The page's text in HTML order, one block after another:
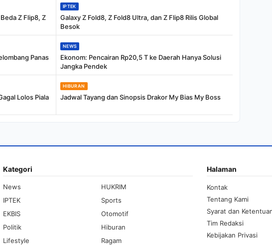
Z Flip8, Z
IPTEK
Galaxy Z Fold8, Z Fold8 Ultra, dan Z Flip8 Rilis Global
Besok
Panas
NEWS
Ekonom: Pencairan Rp20,5 T ke Daerah Hanya Solusi
Jangka Pendek
Lolos Piala
HIBURAN
Jadwal Tayang dan Sinopsis Drakor My Bias My Boss
Kategori
News
HUKRIM
IPTEK
Sports
EKBIS
Otomotif
Politik
Hiburan
Lifestyle
Ragam
Halaman
Kontak
Tentang Kami
Syarat dan
Tim Redaksi
Kebijakan Privasi